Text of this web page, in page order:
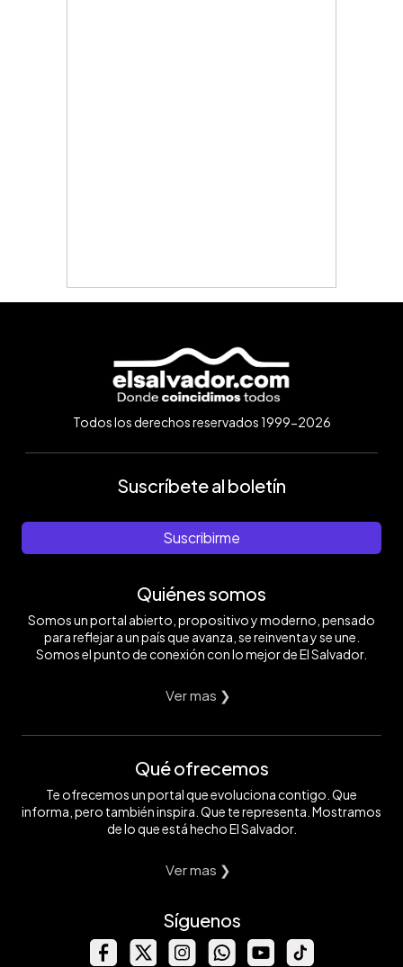
Todos los derechos reservados 1999-2026
Suscríbete al boletín
Suscribirme
Quiénes somos
Somos un portal abierto, propositivo y moderno, pensado
para reflejar a un país que avanza, se reinventa y se une.
Somos el punto de conexión con lo mejor de El Salvador.
Ver mas ❯
Qué ofrecemos
Te ofrecemos un portal que evoluciona contigo. Que
informa, pero también inspira. Que te representa. Mostramos
de lo que está hecho El Salvador.
Ver mas ❯
Síguenos